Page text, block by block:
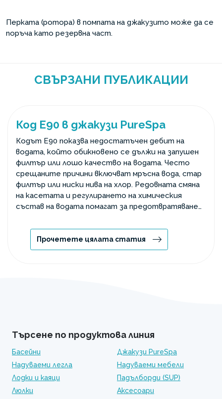
Перката (ротора) в помпата на джакузито може да се
поръча като резервна част.
СВЪРЗАНИ ПУБЛИКАЦИИ
Код E90 в джакузи PureSpa
Кодът E90 показва недостатъчен дебит на
водата, който обикновено се дължи на запушен
филтър или лошо качество на водата. Често
срещаните причини включват мръсна вода, стар
филтър или ниски нива на хлор. Редовната смяна
на касетата и регулирането на химическия
състав на водата помагат за предотвратяване
Прочетете цялата статия
Търсене по продуктова линия
Басейни
Джакузи PureSpa
Надуваеми легла
Надуваеми мебели
Лодки и каяци
Падълборди (SUP)
Люлки
Аксесоари